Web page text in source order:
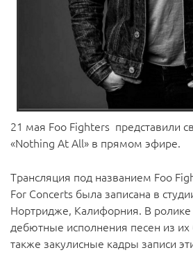
21 мая Foo Fighters представили
«Nothing At All» в прямом эфире.
Трансляция под названием Foo
For Concerts была записана в
Нортридже, Калифорния. В
дебютные исполнения песен из
также закулисные кадры записи